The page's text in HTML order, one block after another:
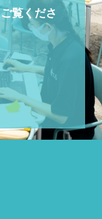
覧くださ